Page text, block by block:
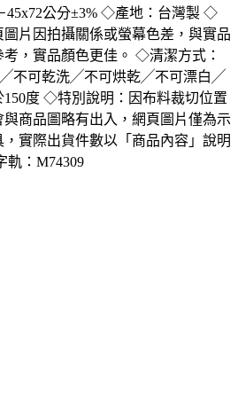
45x72公分±3% ◇產地：台灣製 ◇
片因拍攝關係或螢幕色差，與實品
，實品顏色更佳。 ◇清潔方式：
不可乾洗╱不可烘乾╱不可漂白╱
度 ◇特別說明：因布料裁切位置
商品圖略有出入，網頁圖片僅為示
實際出貨件數以「商品內容」說明
：M74309